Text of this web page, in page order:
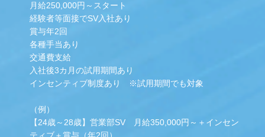
月給250,000円～スタート
経験者等面接でSV入社あり
賞与年2回
各種手当あり
交通費支給
入社後3カ月の試用期間あり
インセンティブ制度あり ※試用期間でも対象
（例）
【24歳～28歳】営業部SV 月給350,000円～＋インセン